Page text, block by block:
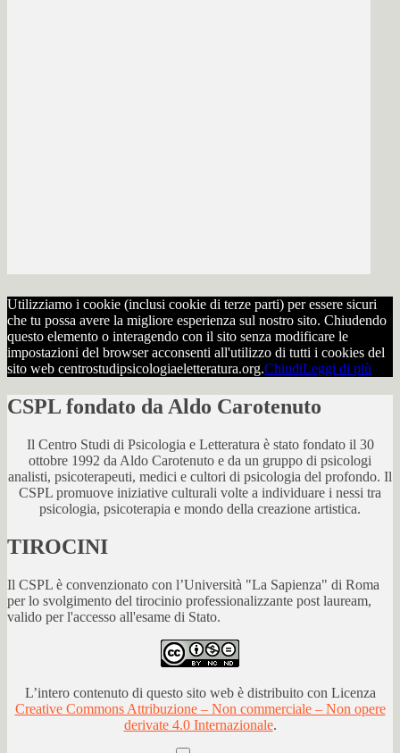
Utilizziamo i cookie (inclusi cookie di terze parti) per essere sicuri
che tu possa avere la migliore esperienza sul nostro sito. Chiudendo
questo elemento o interagendo con il sito senza modificare le
impostazioni del browser acconsenti all'utilizzo di tutti i cookies del
sito web centrostudipsicologiaeletteratura.org.ChiudiLeggi di più
CSPL fondato da Aldo Carotenuto
Il Centro Studi di Psicologia e Letteratura è stato fondato il 30
ottobre 1992 da Aldo Carotenuto e da un gruppo di psicologi
analisti, psicoterapeuti, medici e cultori di psicologia del profondo. Il
CSPL promuove iniziative culturali volte a individuare i nessi tra
psicologia, psicoterapia e mondo della creazione artistica.
TIROCINI
Il CSPL è convenzionato con l’Università "La Sapienza" di Roma
per lo svolgimento del tirocinio professionalizzante post lauream,
valido per l'accesso all'esame di Stato.
L’intero contenuto di questo sito web è distribuito con Licenza
Creative Commons Attribuzione – Non commerciale – Non opere
derivate 4.0 Internazionale.